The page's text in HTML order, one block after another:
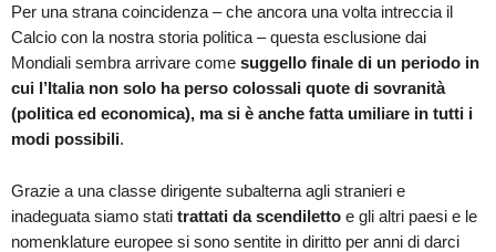
Per una strana coincidenza – che ancora una volta intreccia il
Calcio con la nostra storia politica – questa esclusione dai
Mondiali sembra arrivare come suggello finale di un periodo in
cui l’Italia non solo ha perso colossali quote di sovranità
(politica ed economica), ma si è anche fatta umiliare in tutti i
modi possibili.
Grazie a una classe dirigente subalterna agli stranieri e
inadeguata siamo stati trattati da scendiletto e gli altri paesi e le
nomenklature europee si sono sentite in diritto per anni di darci